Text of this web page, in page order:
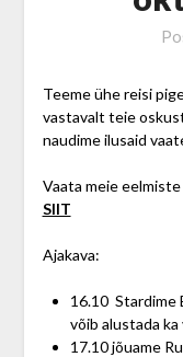
Teeme ühe reisi
vastavalt teie
naudime ilusaid
Vaata meie
SIIT
Ajakava:
16.10 Stardime
võib alustada ka
17.10 jõuame